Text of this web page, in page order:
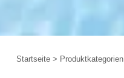
Startseite > Produktkategorien